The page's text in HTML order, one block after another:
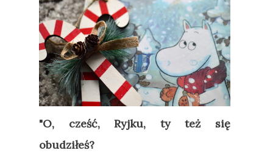
"O, cześć, Ryjku, ty też się
obudziłeś?